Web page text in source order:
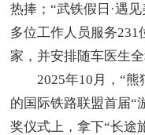
热捧；“武铁假日·遇
多位工作人员服务231
家，并安排随车医生全
2025年10月，“熊
的国际铁路联盟首届“
奖仪式上，拿下“长途